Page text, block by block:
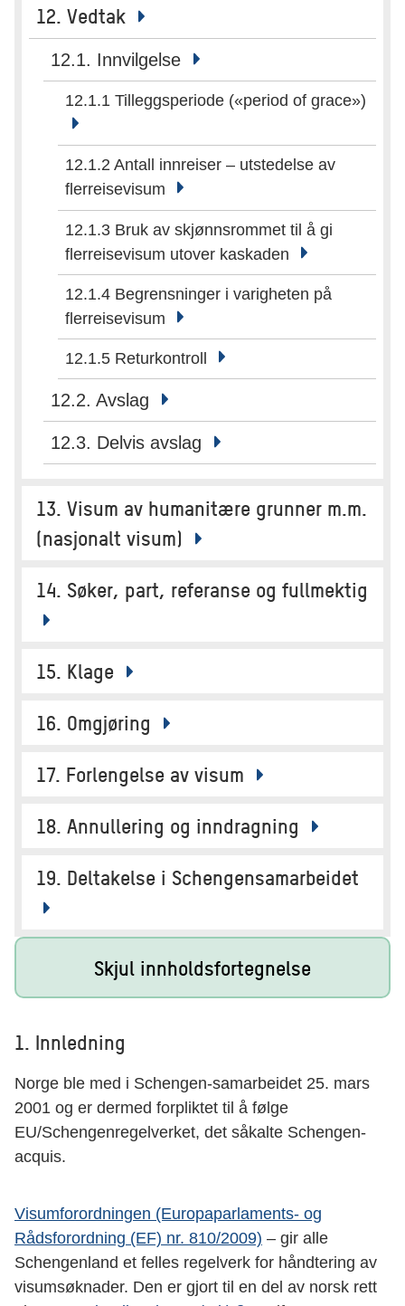
12. Vedtak
12.1. Innvilgelse
12.1.1 Tilleggsperiode («period of grace»)
12.1.2 Antall innreiser – utstedelse av
flerreisevisum
12.1.3 Bruk av skjønnsrommet til å gi
flerreisevisum utover kaskaden
12.1.4 Begrensninger i varigheten på
flerreisevisum
12.1.5 Returkontroll
12.2. Avslag
12.3. Delvis avslag
13. Visum av humanitære grunner m.m.
(nasjonalt visum)
14. Søker, part, referanse og fullmektig
15. Klage
16. Omgjøring
17. Forlengelse av visum
18. Annullering og inndragning
19. Deltakelse i Schengensamarbeidet
Skjul innholdsfortegnelse
1. Innledning
Norge ble med i Schengen-samarbeidet 25. mars
2001 og er dermed forpliktet til å følge
EU/Schengenregelverket, det såkalte Schengen-
acquis.
Visumforordningen (Europaparlaments- og
Rådsforordning (EF) nr. 810/2009) – gir alle
Schengenland et felles regelverk for håndtering av
visumsøknader. Den er gjort til en del av norsk rett